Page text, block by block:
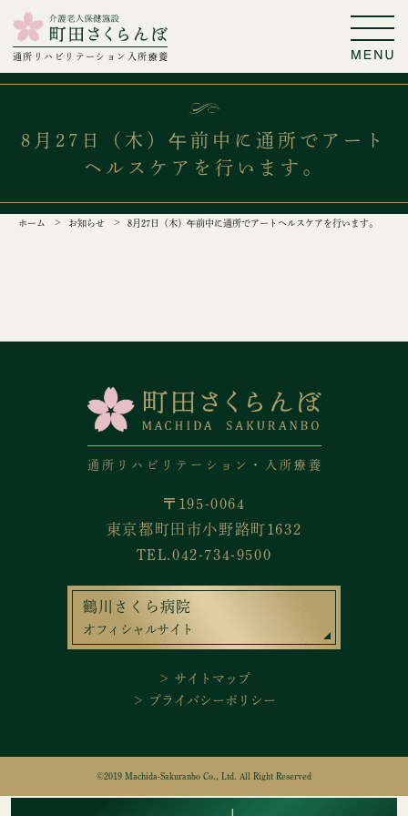
通所リハビリテーション 入所療養
8月27日（木）午前中に通所でアート
ヘルスケアを行います。
ホーム お知らせ 8月27日（木）午前中に通所でアートヘルスケアを行います。
通所リハビリテーション・入所療養
〒195-0064
東京都町田市小野路町1632
TEL.042-734-9500
鶴川さくら病院
オフィシャルサイト
＞ サイトマップ
＞ プライバシーポリシー
©2019 Machida-Sakuranbo Co., Ltd. All Right Reserved